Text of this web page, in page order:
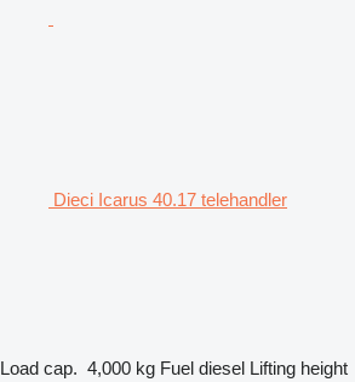
Dieci Icarus 40.17 telehandler
Load cap. 4,000 kg Fuel diesel Lifting height